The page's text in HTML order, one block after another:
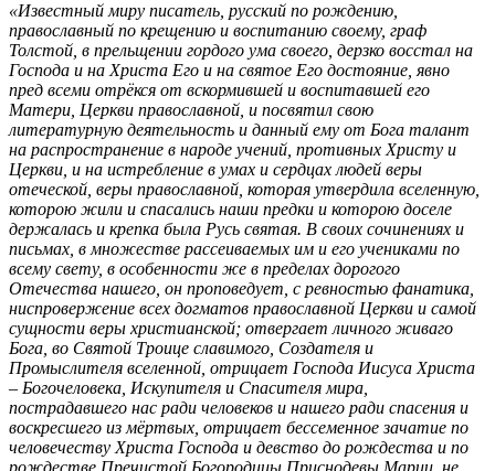
«Известный миру писатель, русский по рождению,
православный по крещению и воспитанию своему, граф
Толстой, в прельщении гордого ума своего, дерзко восстал на
Господа и на Христа Его и на святое Его достояние, явно
пред всеми отрёкся от вскормившей и воспитавшей его
Матери, Церкви православной, и посвятил свою
литературную деятельность и данный ему от Бога талант
на распространение в народе учений, противных Христу и
Церкви, и на истребление в умах и сердцах людей веры
отеческой, веры православной, которая утвердила вселенную,
которою жили и спасались наши предки и которою доселе
держалась и крепка была Русь святая. В своих сочинениях и
письмах, в множестве рассеиваемых им и его учениками по
всему свету, в особенности же в пределах дорогого
Отечества нашего, он проповедует, с ревностью фанатика,
ниспровержение всех догматов православной Церкви и самой
сущности веры христианской; отвергает личного живаго
Бога, во Святой Троице славимого, Создателя и
Промыслителя вселенной, отрицает Господа Иисуса Христа
– Богочеловека, Искупителя и Спасителя мира,
пострадавшего нас ради человеков и нашего ради спасения и
воскресшего из мёртвых, отрицает бессеменное зачатие по
человечеству Христа Господа и девство до рождества и по
рождестве Пречистой Богородицы Приснодевы Марии, не